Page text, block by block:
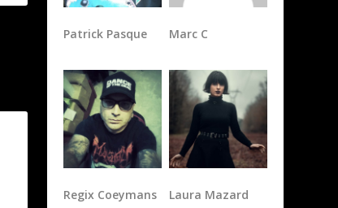
Patrick Pasque Marc C
Regix Coeymans Laura Mazard